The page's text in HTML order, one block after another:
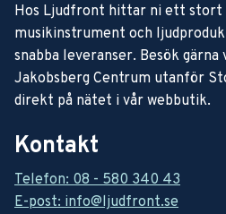
Hos Ljudfront hittar ni ett stort
musikinstrument och
snabba leveranser. Besök
Jakobsberg Centrum utanför
direkt på nätet i vår webbutik.
Kontakt
Telefon: 08 - 580 340 43
E-post: info@ljudfront.se